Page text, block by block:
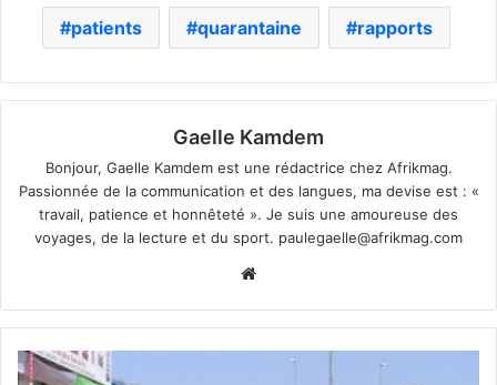
patients quarantaine rapports
Gaelle Kamdem
Bonjour, Gaelle Kamdem est une rédactrice chez Afrikmag.
Passionnée de la communication et des langues, ma devise est : «
travail, patience et honnêteté ». Je suis une amoureuse des
voyages, de la lecture et du sport. paulegaelle@afrikmag.com